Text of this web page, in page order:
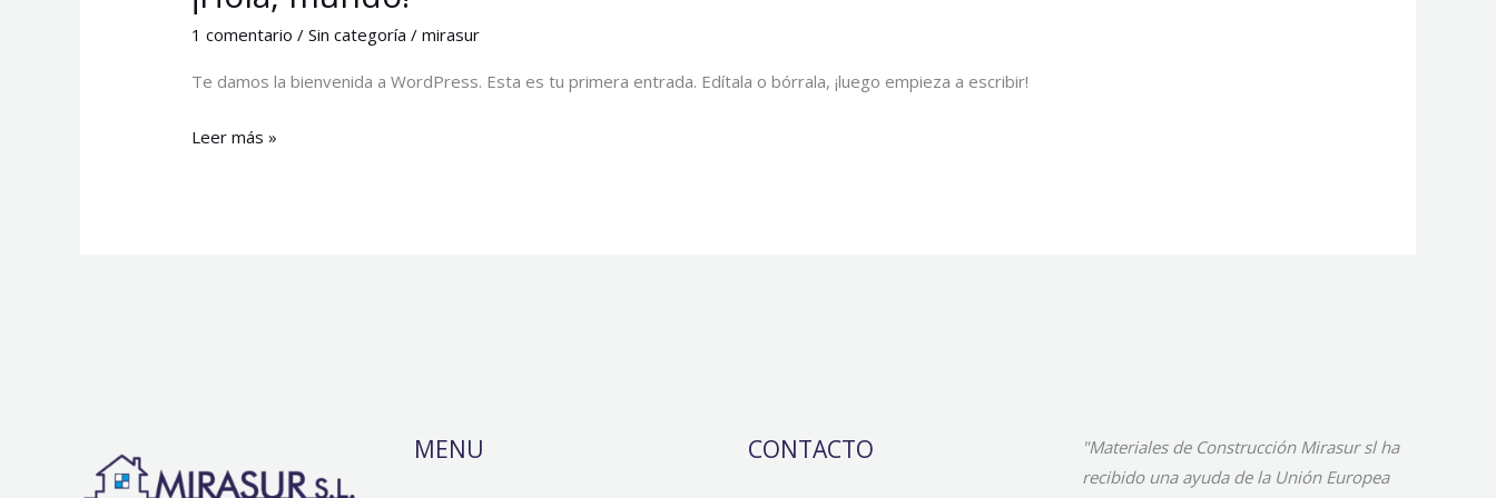
1 comentario /Sin categoría /mirasur
Te damos la bienvenida a WordPress. Esta es tu primera entrada. Edítala o bórrala, ¡luego empieza a escribir!
mundo!
Leer más »
MENU CONTACTO
"Materiales de Construcción Mirasur sl ha
recibido una ayuda de la Unión Europea